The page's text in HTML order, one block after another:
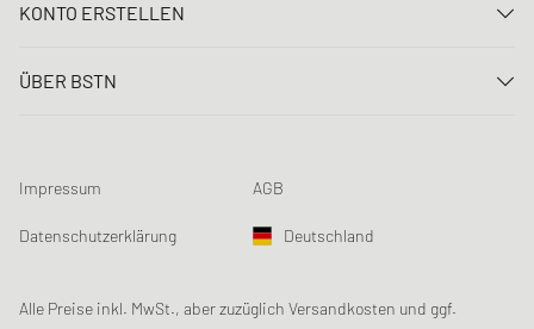
FAQ
Loyalty Program
Produktsicherheit
KONTO ERSTELLEN
Registrieren
Newsletter-Registrierung
Datenerfassung
ÜBER BSTN
Chronicles
Sustainability
Studentenrabatt: Unidays
Impressum AGB
Datenschutzerklärung Deutschland
Alle Preise inkl. MwSt., aber zuzüglich Versandkosten und ggf.